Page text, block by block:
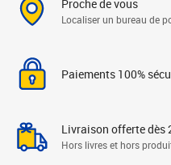
Proche de vous
Localiser un bureau de
Paiements 100%
Livraison offerte dès
Hors livres et hors